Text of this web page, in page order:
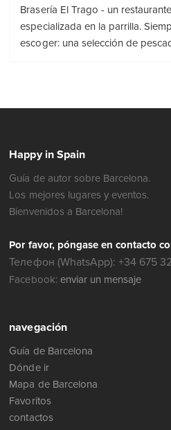
Brasería El Trago - un
especializada en la parrilla.
escoger: una selección de
Happy in Spain
Guía de autor sobre Barcelona.
Los mejores lugares y eventos.
Bienvenidos a Barcelona!
Por favor, póngase en contacto
Телефон (WhatsApp): +34 675
Facebook: enviar un mensaje
navegación
Guía de Barcelona
Dónde ir
Mapa de Barcelona
Favoritos
contactos